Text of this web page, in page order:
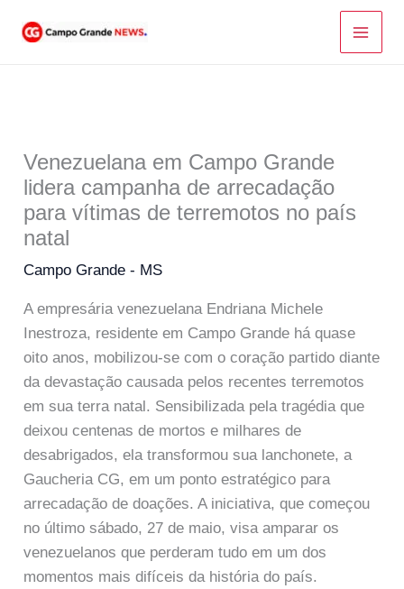
para
Venezuelana em Campo Grande
lidera campanha de arrecadação
para vítimas de terremotos no país
natal
Campo Grande - MS
A empresária venezuelana Endriana Michele
Inestroza, residente em Campo Grande há quase
oito anos, mobilizou-se com o coração partido diante
da devastação causada pelos recentes terremotos
em sua terra natal. Sensibilizada pela tragédia que
deixou centenas de mortos e milhares de
desabrigados, ela transformou sua lanchonete, a
Gaucheria CG, em um ponto estratégico para
arrecadação de doações. A iniciativa, que começou
no último sábado, 27 de maio, visa amparar os
venezuelanos que perderam tudo em um dos
momentos mais difíceis da história do país.